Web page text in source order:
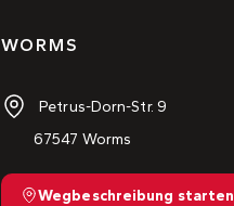
WORMS
Petrus-Dorn-Str. 9
67547 Worms
Wegbeschreibung starten